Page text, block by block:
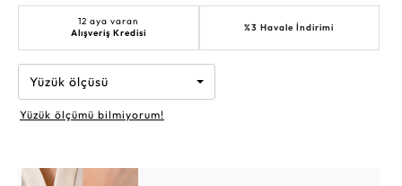
12 aya varan
Alışveriş Kredisi
%3 Havale İndirimi
Yüzük ölçüsü
Yüzük ölçümü bilmiyorum!